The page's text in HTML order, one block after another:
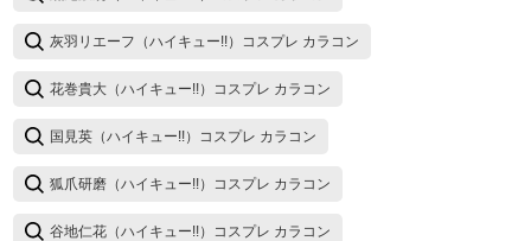
灰羽リエーフ（ハイキュー!!）コスプレ カラコン
花巻貴大（ハイキュー!!）コスプレ カラコン
国見英（ハイキュー!!）コスプレ カラコン
狐爪研磨（ハイキュー!!）コスプレ カラコン
谷地仁花（ハイキュー!!）コスプレ カラコン